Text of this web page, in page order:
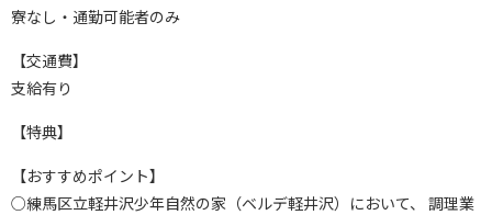
寮なし・通勤可能者のみ
【交通費】
支給有り
【特典】
【おすすめポイント】
○練馬区立軽井沢少年自然の家（ベルデ軽井沢）において、 調理業